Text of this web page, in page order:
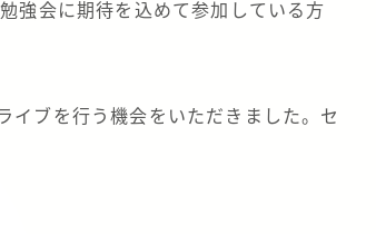
強会に期待を込めて参加している方
イブを行う機会をいただきました。セ